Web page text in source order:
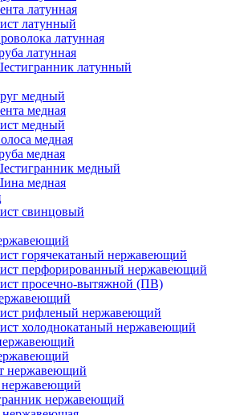
латунная
латунный
латунная
латунная
латунный
медный
медная
медный
медная
медная
медный
медная
свинцовый
горячекатаный нержавеющий
перфорированный нержавеющий
просечно-вытяжной (ПВ)
рифленый нержавеющий
холоднокатаный нержавеющий
нержавеющий
нержавеющий
нержавеющий